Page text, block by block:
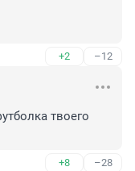
+2 –12
твоего
+8 –28